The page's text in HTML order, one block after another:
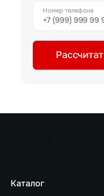
Номер телефона
Каталог